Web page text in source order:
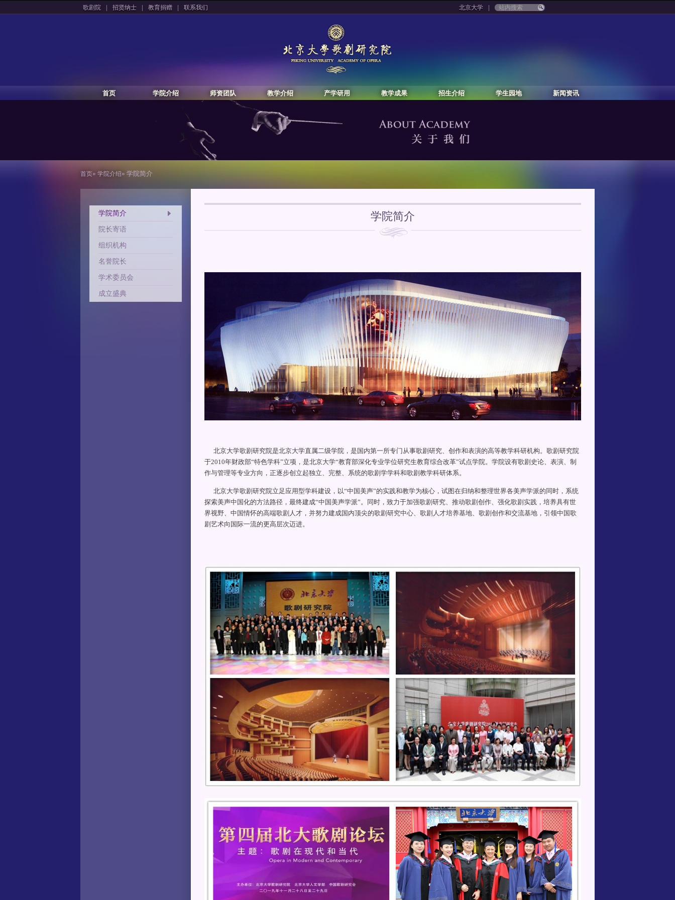
歌剧院 | 招贤纳士 | 教育捐赠 | 联系我们 北京大学 |
首页 学院介绍 师资团队 教学介绍 产学研用 教学成果 招生介绍 学生园地 新闻资讯
首页» 学院介绍» 学院简介
学院简介
院长寄语
组织机构
名誉院长
学术委员会
成立盛典
学院简介
北京大学歌剧研究院是北京大学直属二级学院，是国内第一所专门从事歌剧研究、创作和表演的高等教学科研机构。歌剧研究院
于2010年财政部“特色学科”立项，是北京大学“教育部深化专业学位研究生教育综合改革”试点学院。学院设有歌剧史论、表演、制
作与管理等专业方向，正逐步创立起独立、完整、系统的歌剧学学科和歌剧教学科研体系。
北京大学歌剧研究院立足应用型学科建设，以“中国美声”的实践和教学为核心，试图在归纳和整理世界各美声学派的同时，系统
探索美声中国化的方法路径，最终建成“中国美声学派”。同时，致力于加强歌剧研究、推动歌剧创作、强化歌剧实践，培养具有世
界视野、中国情怀的高端歌剧人才，并努力建成国内顶尖的歌剧研究中心、歌剧人才培养基地、歌剧创作和交流基地，引领中国歌
剧艺术向国际一流的更高层次迈进。